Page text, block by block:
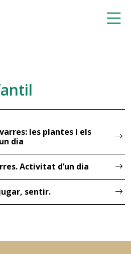
les plantes i els
dia
Activitat d’un dia
sentir.